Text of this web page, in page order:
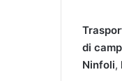
di
Ninfoli,